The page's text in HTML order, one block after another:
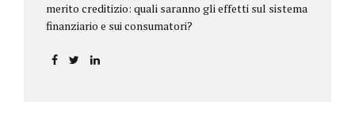
merito creditizio: quali saranno gli effetti sul sistema
finanziario e sui consumatori?